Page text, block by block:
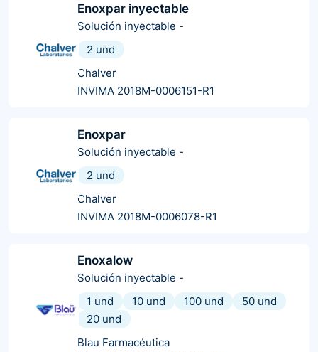
Enoxpar inyectable
Solución inyectable -
2 und
Chalver
INVIMA 2018M-0006151-R1
Enoxpar
Solución inyectable -
2 und
Chalver
INVIMA 2018M-0006078-R1
Enoxalow
Solución inyectable -
1 und
10 und 100 und
50 und
20 und
Blau Farmacéutica